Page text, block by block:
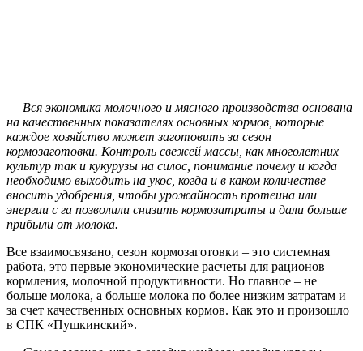
— Вся экономика молочного и мясного производства основана
на качественных показателях основных кормов, которые
каждое хозяйство может заготовить за сезон
кормозаготовки. Контроль свежей массы, как многолетних
культур так и кукурузы на силос, понимание почему и когда
необходимо выходить на укос, когда и в каком количестве
вносить удобрения, чтобы урожайность протеина или
энергии с га позволили снизить кормозатраты и дали больше
прибыли от молока.
Все взаимосвязано, сезон кормозаготовки – это системная
работа, это первые экономические расчеты для рационов
кормления, молочной продуктивности. Но главное – не
больше молока, а больше молока по более низким затратам и
за счет качественных основных кормов. Как это и произошло
в СПК «Пушкинский».